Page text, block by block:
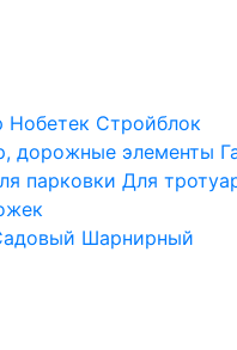
Нобетек Стройблок
дорожные элементы
парковки Для
Шарнирный